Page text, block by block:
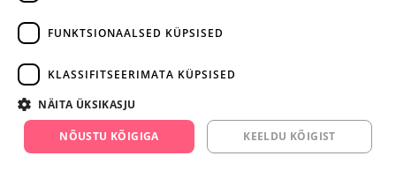
facebook.com/yesyes.ee
Instagram/yesyes.ee
FUNKTSIONAALSED KÜPSISED
KLASSIFITSEERIMATA KÜPSISED
NÄITA ÜKSIKASJU
NÕUSTU KÕIGIGA KEELDU KÕIGIST